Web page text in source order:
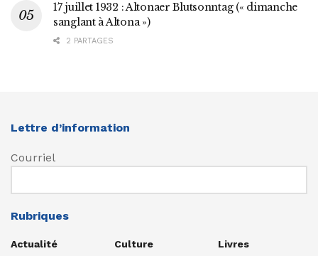
17 juillet 1932 : Altonaer Blutsonntag (« dimanche
sanglant à Altona »)
2 PARTAGES
Lettre d’information
Courriel
Rubriques
Actualité
Culture
Livres